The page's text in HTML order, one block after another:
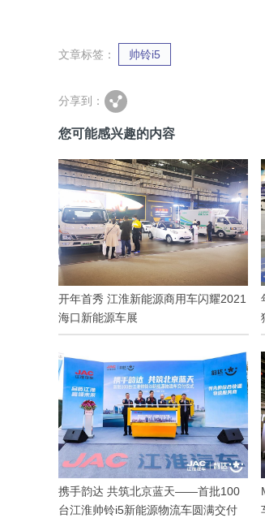
文章标签： 帅铃i5
分享到：
您可能感兴趣的内容
开年首秀 江淮新能源商用车闪耀2021
海口新能源车展
携手韵达 共筑北京蓝天——首批100
台江淮帅铃i5新能源物流车圆满交付